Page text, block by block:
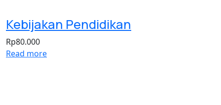
Kebijakan Pendidikan
Rp80.000
Read more